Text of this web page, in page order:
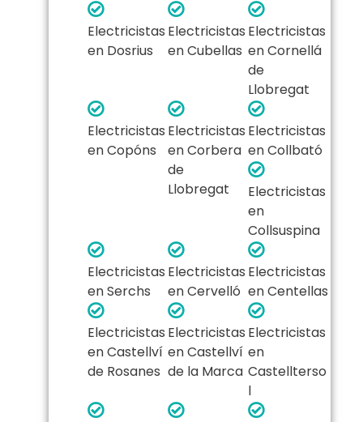
Electricistas
en Dosrius
Electricistas
en Cubellas
Electricistas
en Cornellá
de
Llobregat
Electricistas
en Copóns
Electricistas
en Corbera
de
Llobregat
Electricistas
en Collbató
Electricistas
en
Collsuspina
Electricistas
en Serchs
Electricistas
en Cervelló
Electricistas
en Centellas
Electricistas
en Castellví
de Rosanes
Electricistas
en Castellví
de la Marca
Electricistas
en
Castellterso
l